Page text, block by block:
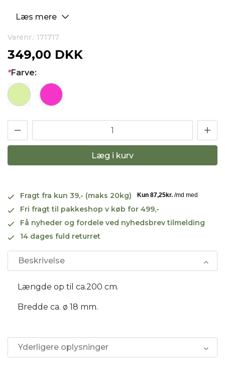
Læs mere
Varenr.: 171717
349,00 DKK
*Farve:
Læg i kurv
Fragt fra kun 39,- (maks 20kg)
Fri fragt til pakkeshop v køb for 499,-
Få nyheder og fordele ved nyhedsbrev tilmelding
14 dages fuld returret
Beskrivelse
Længde op til ca.200 cm.
Bredde ca. ø 18 mm.
Yderligere oplysninger